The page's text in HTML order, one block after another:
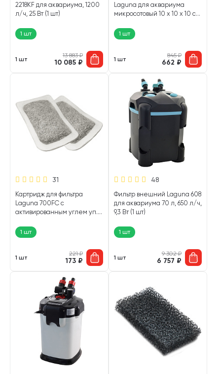
2218KF для аквариума, 1200
л/ч, 25 Вт (1 шт)
1 шт
1 шт
13 883₽
10 085 ₽
Laguna для аквариума
микросотовый 10 х 10 х 10 см
1 шт
1 шт
845₽
662 ₽
31
Картридж для фильтра
Laguna 700FC с
активированным углем уп. 2
1 шт
1 шт
221₽
173 ₽
48
Фильтр внешний Laguna 608
для аквариума 70 л, 650 л/ч,
9,3 Вт (1 шт)
1 шт
1 шт
9 302₽
6 757 ₽